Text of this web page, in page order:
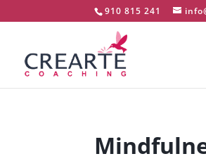
910 815 241